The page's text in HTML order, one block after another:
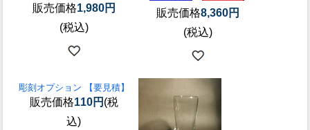
販売価格1,980円
(税込)
販売価格8,360円
(税込)
彫刻オプション 【要見積】
販売価格110円 (税
込)